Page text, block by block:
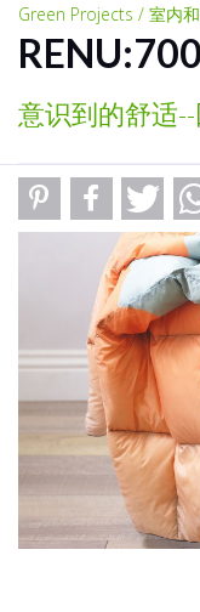
Green Projects / 室内
意识到的舒适